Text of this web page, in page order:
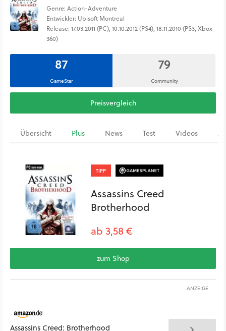
Genre: Action-Adventure
Entwickler: Ubisoft Montreal
Release: 17.03.2011 (PC), 10.10.2012 (PS4), 18.11.2010 (PS3, Xbox
360)
87
GameStar
79
Community
Preisvergleich
Übersicht Plus News Test Videos
TIPP
Assassins Creed
Brotherhood
ab 3,58 €
zum Shop
ANZEIGE
Assassins Creed: Brotherhood